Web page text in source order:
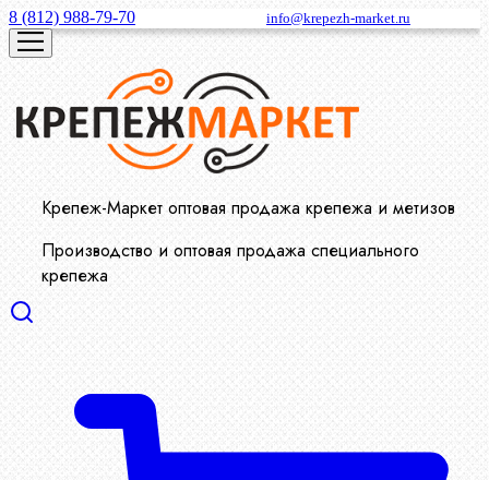
8 (812) 988-79-70 info@krepezh-market.ru
Крепеж-Маркет оптовая продажа крепежа и метизов
Производство и оптовая продажа специального
крепежа